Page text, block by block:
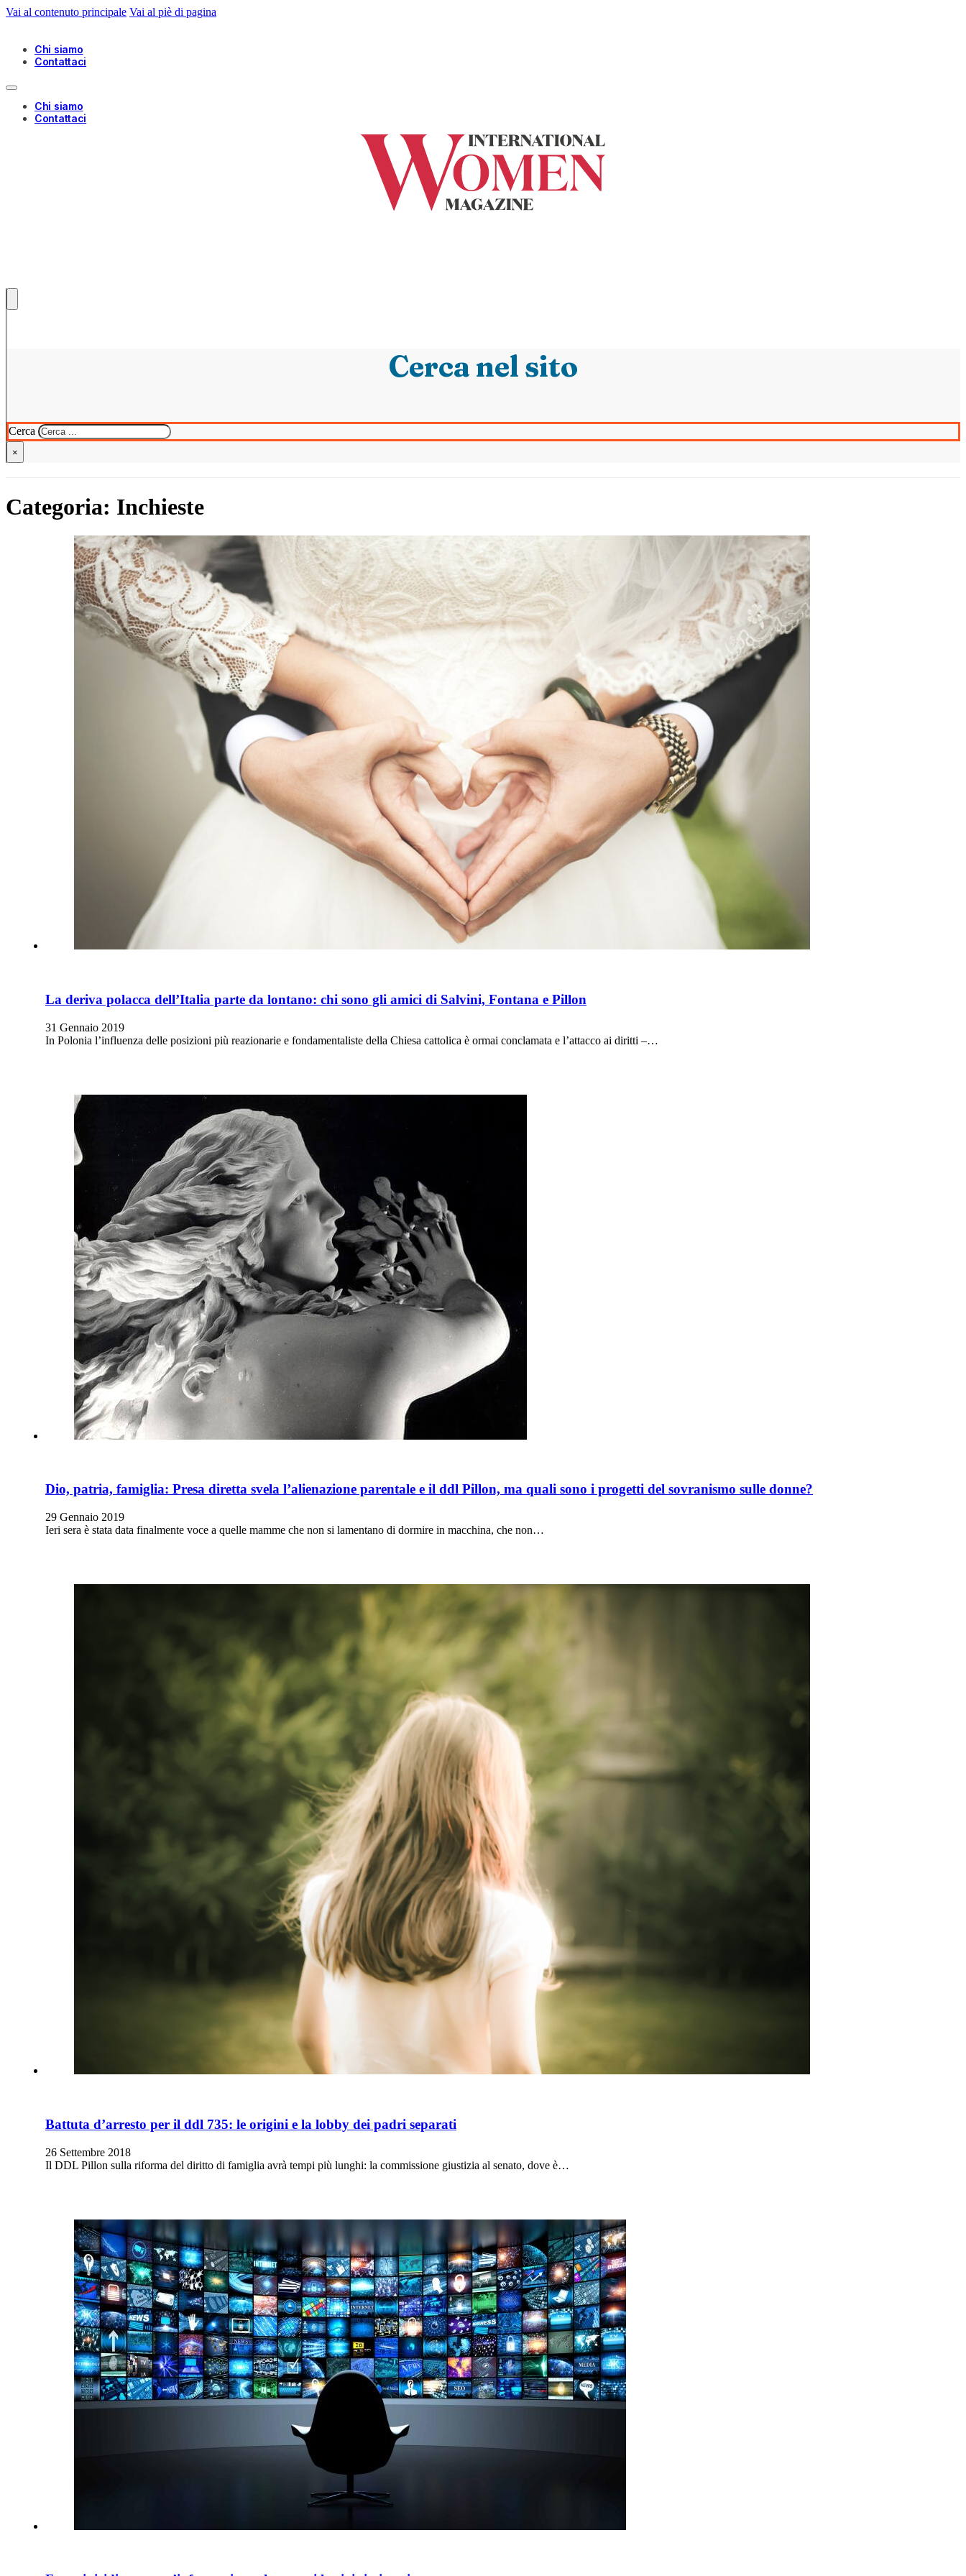
Vai al contenuto principale Vai al piè di pagina
Chi siamo
Contattaci
Chi siamo
Contattaci
Cerca nel sito
Cerca
×
Categoria: Inchieste
La deriva polacca dell’Italia parte da lontano: chi sono gli amici di Salvini, Fontana e Pillon
31 Gennaio 2019
In Polonia l’influenza delle posizioni più reazionarie e fondamentaliste della Chiesa cattolica è ormai conclamata e l’attacco ai diritti –…
Dio, patria, famiglia: Presa diretta svela l’alienazione parentale e il ddl Pillon, ma quali sono i progetti del sovranismo sulle donne?
29 Gennaio 2019
Ieri sera è stata data finalmente voce a quelle mamme che non si lamentano di dormire in macchina, che non…
Battuta d’arresto per il ddl 735: le origini e la lobby dei padri separati
26 Settembre 2018
Il DDL Pillon sulla riforma del diritto di famiglia avrà tempi più lunghi: la commissione giustizia al senato, dove è…